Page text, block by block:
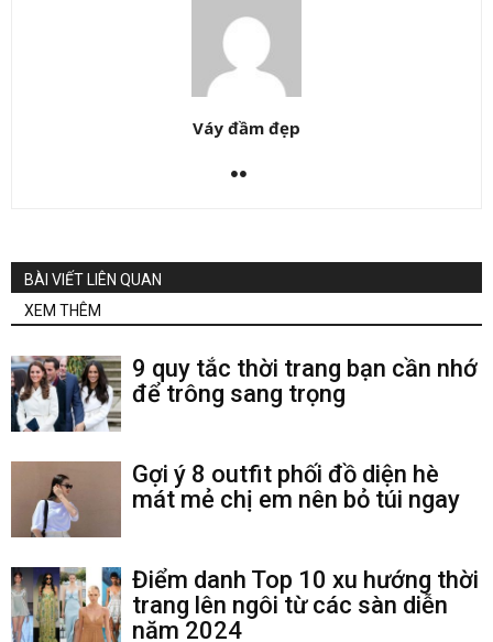
Váy đầm đẹp
BÀI VIẾT LIÊN QUAN
XEM THÊM
9 quy tắc thời trang bạn cần nhớ
để trông sang trọng
Gợi ý 8 outfit phối đồ diện hè
mát mẻ chị em nên bỏ túi ngay
Điểm danh Top 10 xu hướng thời
trang lên ngôi từ các sàn diễn
năm 2024